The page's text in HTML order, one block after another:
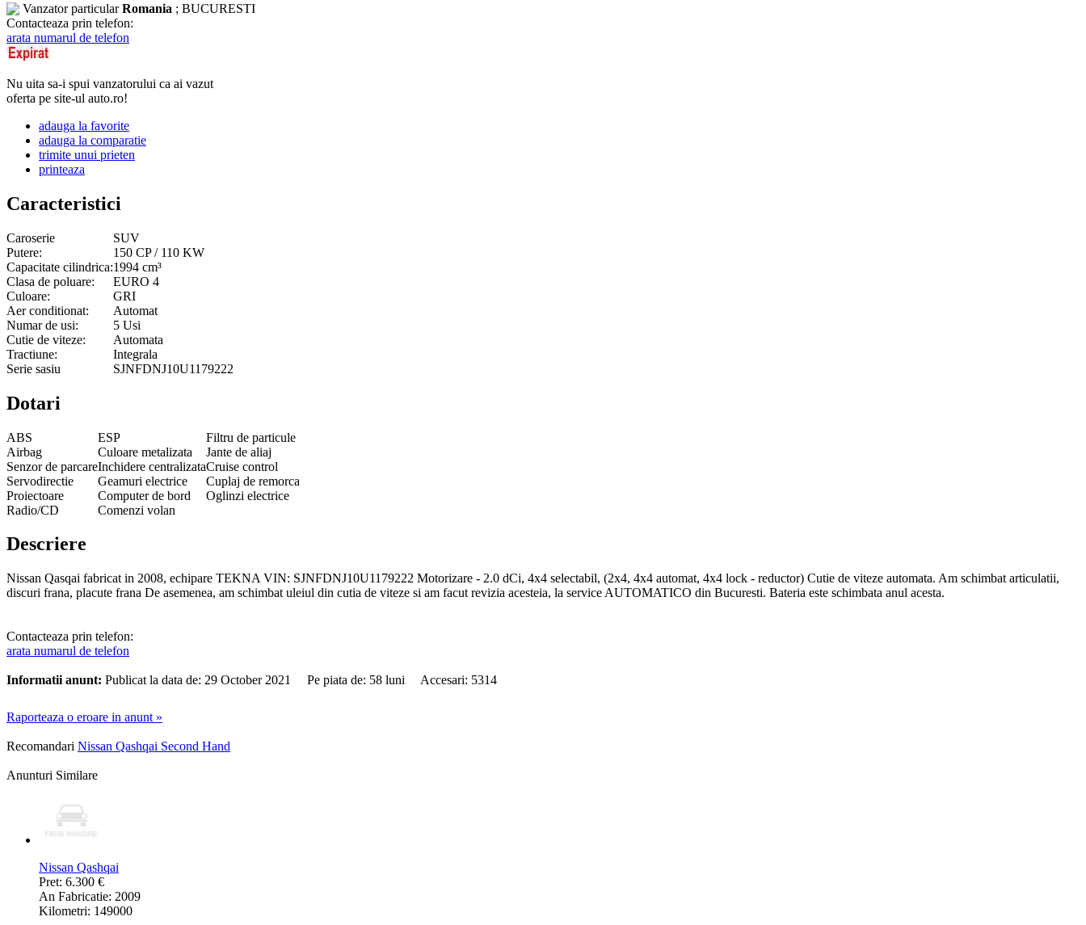
Vanzator particularRomania ; BUCURESTI
Contacteaza prin telefon:
arata numarul de telefon
Nu uita sa-i spui vanzatorului ca ai vazut
oferta pe site-ul auto.ro!
adauga la favorite
adauga la comparatie
trimite unui prieten
printeaza
Caracteristici
Caroserie
SUV
Putere:
150 CP / 110 KW
Capacitate cilindrica:1994 cm³
Clasa de poluare:
EURO 4
Culoare:
GRI
Aer conditionat:
Automat
Numar de usi:
5 Usi
Cutie de viteze:
Automata
Tractiune:
Integrala
Serie sasiu
SJNFDNJ10U1179222
Dotari
ABS ESP
Filtru de particule
Airbag
Culoare metalizata
Jante de aliaj
Senzor de parcareInchidere centralizataCruise control
Servodirectie
Geamuri electrice
Cuplaj de remorca
Proiectoare
Computer de bord
Oglinzi electrice
Radio/CD
Comenzi volan
Descriere
Nissan Qasqai fabricat in 2008, echipare TEKNA VIN: SJNFDNJ10U1179222 Motorizare - 2.0 dCi, 4x4 selectabil, (2x4, 4x4 automat, 4x4 lock - reductor) Cutie de viteze automata. Am schimbat articulatii,
discuri frana, placute frana De asemenea, am schimbat uleiul din cutia de viteze si am facut revizia acesteia, la service AUTOMATICO din Bucuresti. Bateria este schimbata anul acesta.
Contacteaza prin telefon:
arata numarul de telefon
Informatii anunt: Publicat la data de: 29 October 2021 Pe piata de: 58 luni Accesari: 5314
Raporteaza o eroare in anunt »
Recomandari Nissan Qashqai Second Hand
Anunturi Similare
Nissan Qashqai
Pret: 6.300 €
An Fabricatie: 2009
Kilometri: 149000